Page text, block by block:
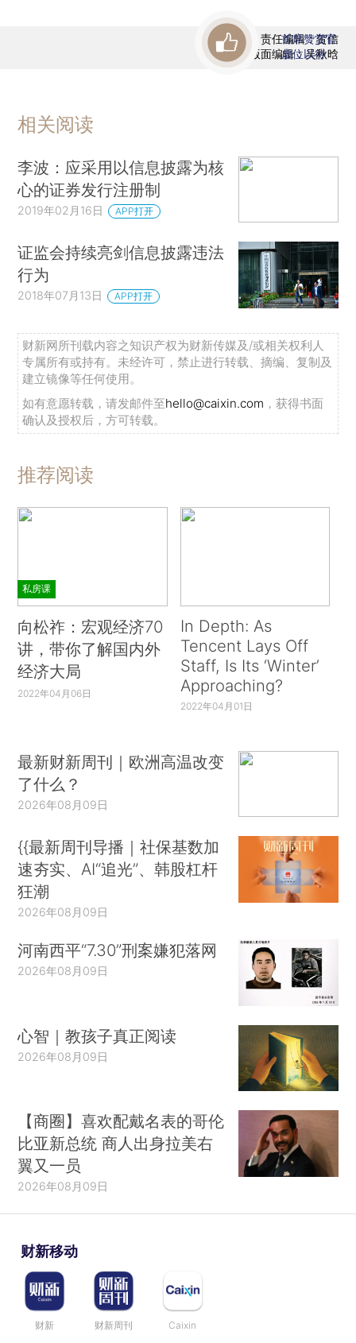
责任编辑：贺信
版面编辑：吴秋晗
首席赞赏官
虚位以待
相关阅读
李波：应采用以信息披露为核
心的证券发行注册制
2019年02月16日 APP打开
证监会持续亮剑信息披露违法
行为
2018年07月13日 APP打开
财新网所刊载内容之知识产权为财新传媒及/或相关权利人
专属所有或持有。未经许可，禁止进行转载、摘编、复制及
建立镜像等任何使用。
如有意愿转载，请发邮件至hello@caixin.com ，获得书面
确认及授权后，方可转载。
推荐阅读
私房课
向松祚：宏观经济70
讲，带你了解国内外
经济大局
2022年04月06日
In Depth: As
Tencent Lays Off
Staff, Is Its ‘Winter’
Approaching?
2022年04月01日
最新财新周刊｜欧洲高温改变
了什么？
2026年08月09日
{{最新周刊导播｜社保基数加
速夯实、AI“追光”、韩股杠杆
狂潮
2026年08月09日
河南西平“7.30”刑案嫌犯落网
2026年08月09日
心智｜教孩子真正阅读
2026年08月09日
【商圈】喜欢配戴名表的哥伦
比亚新总统 商人出身拉美右
翼又一员
2026年08月09日
财新移动
财新 财新周刊 Caixin